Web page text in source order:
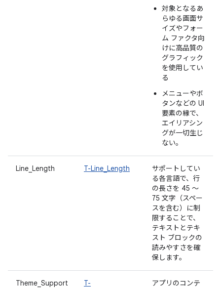
対象となるあ
らゆる画面サ
イズやフォー
ム ファクタ向
けに高品質の
グラフィック
を使用してい
る
メニューやボ
タンなどの UI
要素の縁で、
エイリアシン
グが一切生じ
ない。
Line_Length T-Line_Length
サポートしてい
る各言語で、行
の長さを 45 ～
75 文字（スペー
スを含む）に制
限することで、
テキストとテキ
スト ブロックの
読みやすさを確
保します。
Theme_Support
T-
アプリのコンテ